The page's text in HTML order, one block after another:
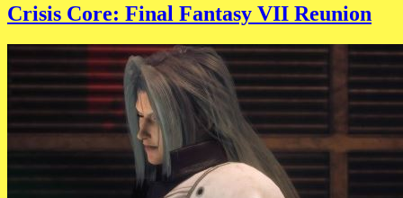
Crisis Core: Final Fantasy VII Reunion